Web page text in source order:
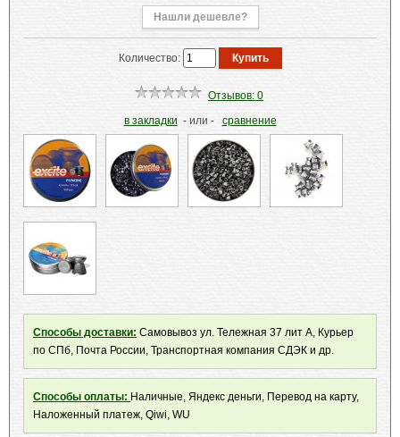
Нашли дешевле?
Количество:
Отзывов: 0
в закладки - или - сравнение
Способы доставки: Самовывоз ул. Тележная 37 лит А, Курьер
по СПб, Почта России, Транспортная компания СДЭК и др.
Способы оплаты: Наличные, Яндекс деньги, Перевод на карту,
Наложенный платеж, Qiwi, WU